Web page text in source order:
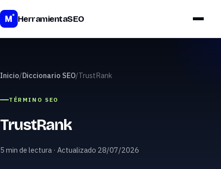
HerramientaSEO
Inicio/Diccionario SEO/TrustRank
TÉRMINO SEO
TrustRank
5 min de lectura · Actualizado 28/07/2026